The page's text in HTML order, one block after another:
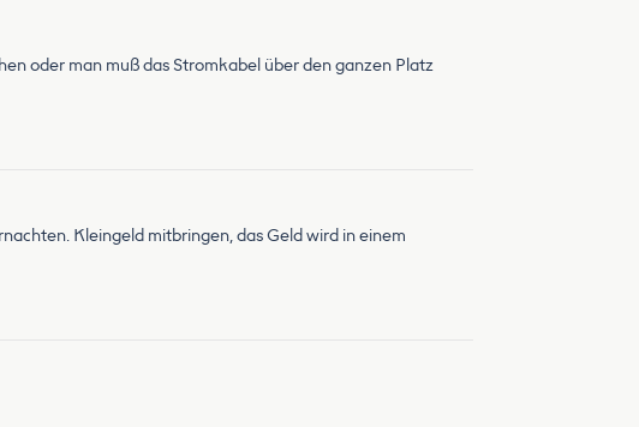
oder man muß das Stromkabel über den ganzen Platz
Kleingeld mitbringen, das Geld wird in einem